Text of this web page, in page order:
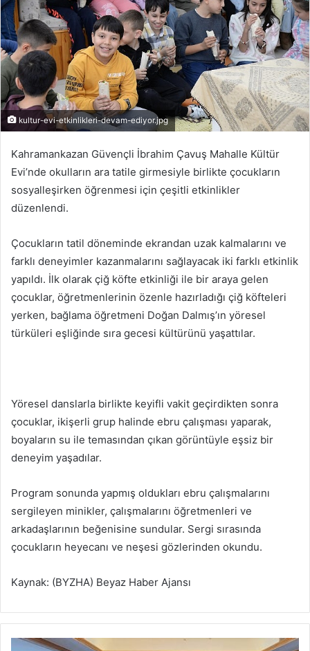
kultur-evi-etkinlikleri-devam-ediyor.jpg
Kahramankazan Güvençli İbrahim Çavuş Mahalle Kültür
Evi’nde okulların ara tatile girmesiyle birlikte çocukların
sosyalleşirken öğrenmesi için çeşitli etkinlikler
düzenlendi.
Çocukların tatil döneminde ekrandan uzak kalmalarını ve
farklı deneyimler kazanmalarını sağlayacak iki farklı etkinlik
yapıldı. İlk olarak çiğ köfte etkinliği ile bir araya gelen
çocuklar, öğretmenlerinin özenle hazırladığı çiğ köfteleri
yerken, bağlama öğretmeni Doğan Dalmış’ın yöresel
türküleri eşliğinde sıra gecesi kültürünü yaşattılar.
Yöresel danslarla birlikte keyifli vakit geçirdikten sonra
çocuklar, ikişerli grup halinde ebru çalışması yaparak,
boyaların su ile temasından çıkan görüntüyle eşsiz bir
deneyim yaşadılar.
Program sonunda yapmış oldukları ebru çalışmalarını
sergileyen minikler, çalışmalarını öğretmenleri ve
arkadaşlarının beğenisine sundular. Sergi sırasında
çocukların heyecanı ve neşesi gözlerinden okundu.
Kaynak: (BYZHA) Beyaz Haber Ajansı